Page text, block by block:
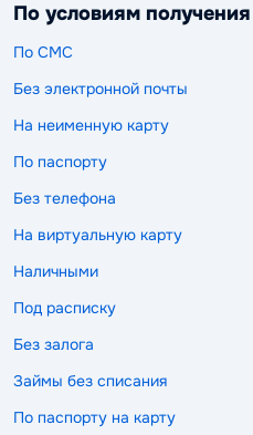
По условиям получения
По СМС
Без электронной почты
На неименную карту
По паспорту
Без телефона
На виртуальную карту
Наличными
Под расписку
Без залога
Займы без списания
По паспорту на карту